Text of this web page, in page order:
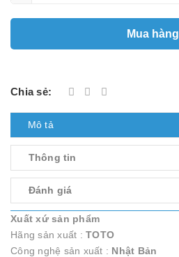
Mua hàng
Chia sẻ:
Mô tả
Thông tin
Đánh giá
Xuất xứ sản phẩm
Hãng sản xuất : TOTO
Công nghệ sản xuất : Nhật Bản